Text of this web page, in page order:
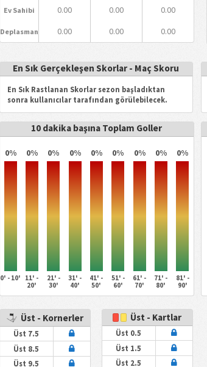
Ev Sahibi 0.00 0.00 0.00
Deplasman 0.00 0.00 0.00
En Sık Gerçekleşen Skorlar - Maç Skoru
En Sık Rastlanan Skorlar sezon başladıktan
sonra kullanıcılar tarafından görülebilecek.
10 dakika başına Toplam Goller
0% 0% 0% 0% 0% 0% 0% 0% 0%
0' - 10'
11' -
20'
21' -
30'
31' -
40'
41' -
50'
51' -
60'
61' -
70'
71' -
80'
81' -
90'
Üst - Kornerler
Üst 7.5
Üst 8.5
Üst 9.5
Üst - Kartlar
Üst 0.5
Üst 1.5
Üst 2.5